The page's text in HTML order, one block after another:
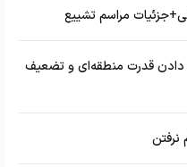
مراسم تشییع
دادن قدرت منطقه‌ای و تضعیف
نرفتن